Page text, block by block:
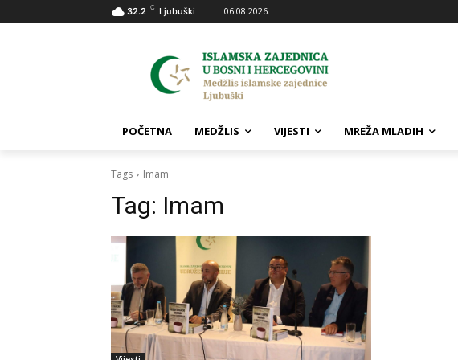
32.2 C Ljubuški 06.08.2026.
POČETNA MEDŽLIS VIJESTI MREŽA MLADIH
Tags Imam
Tag: Imam